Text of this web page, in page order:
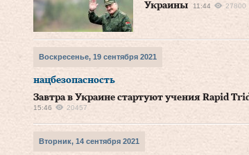
Украины
11:44 27800
Воскресенье, 19 сентября 2021
нацбезопасность
Завтра в Украине стартуют учения Rapid
15:46 20457
Вторник, 14 сентября 2021